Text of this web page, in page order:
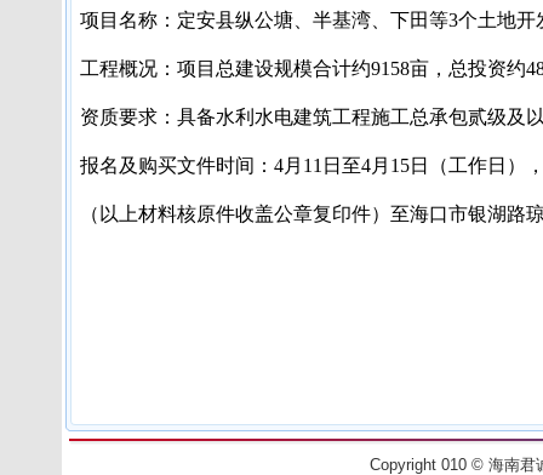
项目名称： 定安县纵公塘、半基湾、下田等3个土地开
工程概况：项目总建设规模合计约9158亩，总投资约
资质要求：具备水利水电建筑工程施工总承包贰级及
报名及购买文件时间： 4月 11 日至4月 15日（工作日）
（以上材料核原件收盖公章复印件）至海口市银湖路
Copyright 010 © 海南君